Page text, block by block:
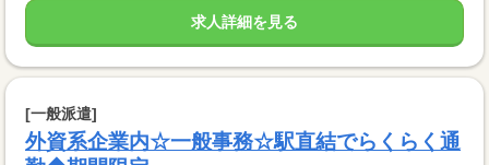
求人詳細を見る
[一般派遣]
外資系企業内☆一般事務☆駅直結でらくらく通